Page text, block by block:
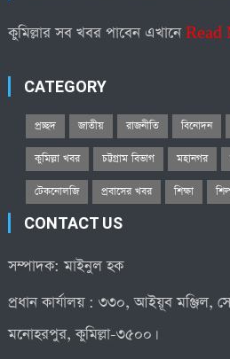
কুমিল্লার সব খবর পাবেন এখানেRead
CATEGORY
প্রচ্ছদ জাতীয় রাজনীতি বিনোদন
কুমিল্লা খবর চট্টগ্রাম বিভাগ মহানগর
টেকনোলজি প্রবাসের খবর শিক্ষা
CONTACT US
সম্পাদক: মাইনুল হক
প্রধান কার্যালয় : ৩৩০, আইয়ূব মঞ্জিল,
মনোহরপুর, কুমিল্লা-৩৫০০।